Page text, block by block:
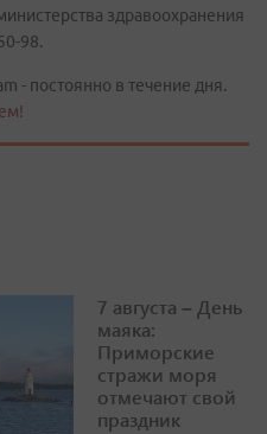
здравоохранения
98.
- постоянно в течение дня.
7 августа – День
маяка:
Приморские
стражи моря
отмечают свой
праздник